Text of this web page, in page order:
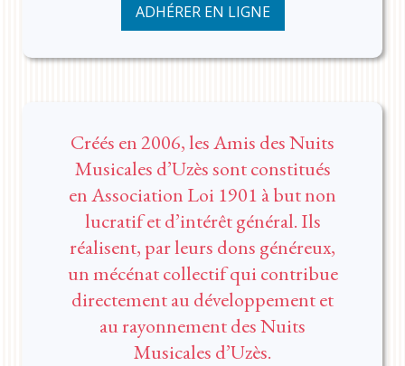
ADHÉRER EN LIGNE
Créés en 2006, les Amis des Nuits
Musicales d’Uzès sont constitués
en Association Loi 1901 à but non
lucratif et d’intérêt général. Ils
réalisent, par leurs dons généreux,
un mécénat collectif qui contribue
directement au développement et
au rayonnement des Nuits
Musicales d’Uzès.